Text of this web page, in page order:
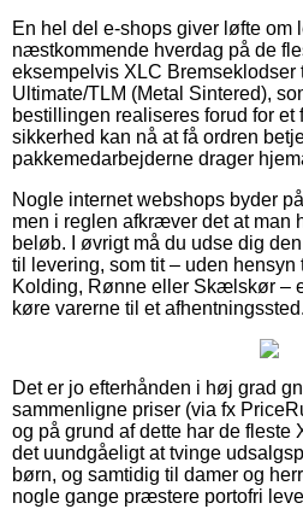
En hel del e-shops giver løfte om
næstkommende hverdag på de
eksempelvis XLC Bremseklodser
Ultimate/TLM (Metal Sintered),
bestillingen realiseres forud for et
sikkerhed kan nå at få ordren
pakkemedarbejderne drager
Nogle internet webshops byder
men i reglen afkræver det at man
beløb. I øvrigt må du udse dig
til levering, som tit – uden
Kolding, Rønne eller Skælskør –
køre varerne til et afhentningssted.
Det er jo efterhånden i høj grad
sammenligne priser (via fx
og på grund af dette har de fleste
det uundgåeligt at tvinge
børn, og samtidig til damer og
nogle gange præstere portofri